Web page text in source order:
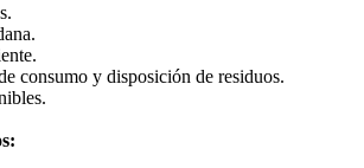
consumo y disposición de residuos.